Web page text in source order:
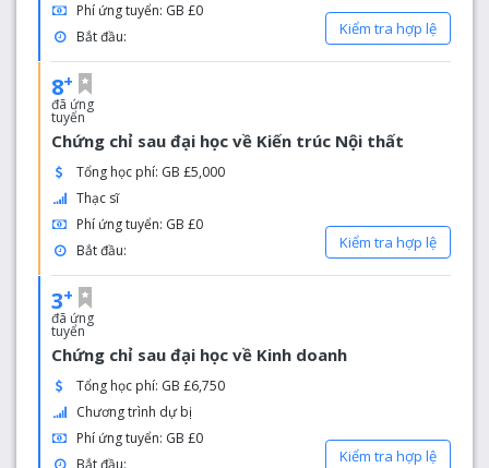
Phí ứng tuyển: GB £0
Bắt đầu:
Kiểm tra hợp lệ
8+
đã ứng
tuyển
Chứng chỉ sau đại học về Kiến trúc Nội thất
Tổng học phí: GB £5,000
Thạc sĩ
Phí ứng tuyển: GB £0
Bắt đầu:
Kiểm tra hợp lệ
3+
đã ứng
tuyển
Chứng chỉ sau đại học về Kinh doanh
Tổng học phí: GB £6,750
Chương trình dự bị
Phí ứng tuyển: GB £0
Bắt đầu:
Kiểm tra hợp lệ